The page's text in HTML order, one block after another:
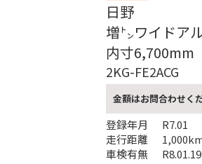
日野
増㌧ワイド
内寸6,700mm
2KG-FE2ACG
金額はお問合わせく
登録年月
走行距離
車検有無
R7.01
R8.01.19